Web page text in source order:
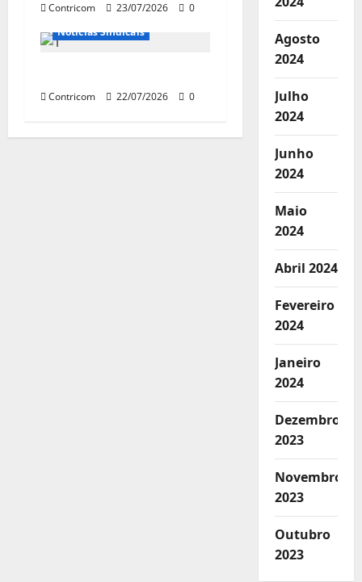
Contricom 23/07/2026 0
Notícias de Entidades
Notícias Sindicais
Contricom 22/07/2026 0
Agosto
2024
Julho
2024
Junho
2024
Maio
2024
Abril 2024
Fevereiro
2024
Janeiro
2024
Dezembro
2023
Novembro
2023
Outubro
2023